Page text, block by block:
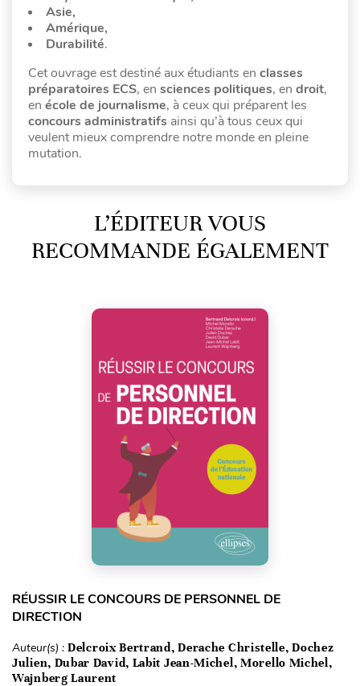
Asie,
Amérique,
Durabilité.
Cet ouvrage est destiné aux étudiants en classes
préparatoires ECS, en sciences politiques, en droit,
en école de journalisme, à ceux qui préparent les
concours administratifs ainsi qu’à tous ceux qui
veulent mieux comprendre notre monde en pleine
mutation.
L’ÉDITEUR VOUS
RECOMMANDE ÉGALEMENT
RÉUSSIR LE CONCOURS DE PERSONNEL DE
DIRECTION
Auteur(s) : Delcroix Bertrand, Derache Christelle, Dochez
Julien, Dubar David, Labit Jean-Michel, Morello Michel,
Wajnberg Laurent